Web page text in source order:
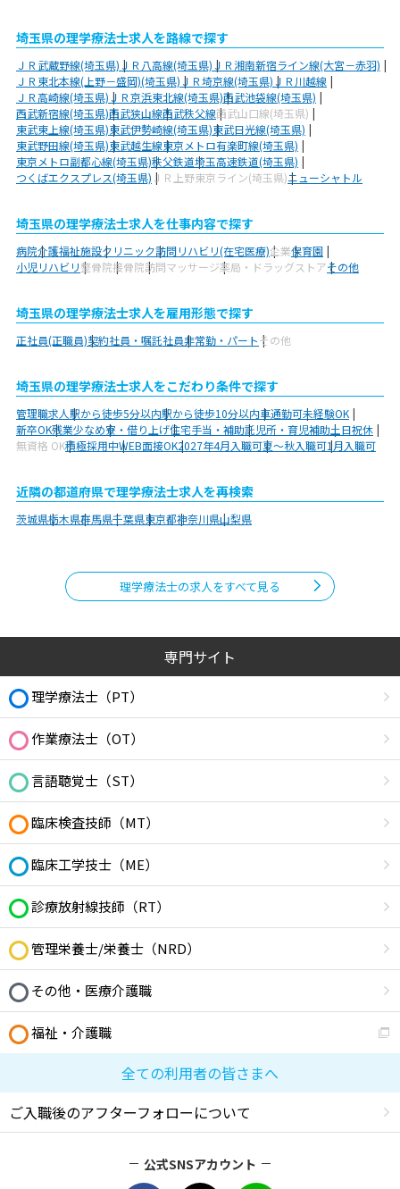
埼玉県の理学療法士求人を路線で探す
ＪＲ武蔵野線(埼玉県)ＪＲ八高線(埼玉県)ＪＲ湘南新宿ライン線(大宮－赤羽)
ＪＲ東北本線(上野－盛岡)(埼玉県)ＪＲ埼京線(埼玉県)ＪＲ川越線
ＪＲ高崎線(埼玉県)ＪＲ京浜東北線(埼玉県)西武池袋線(埼玉県)
西武新宿線(埼玉県)西武狭山線西武秩父線西武山口線(埼玉県)
東武東上線(埼玉県)東武伊勢崎線(埼玉県)東武日光線(埼玉県)
東武野田線(埼玉県)東武越生線東京メトロ有楽町線(埼玉県)
東京メトロ副都心線(埼玉県)秩父鉄道埼玉高速鉄道(埼玉県)
つくばエクスプレス(埼玉県) ＪＲ上野東京ライン(埼玉県)ニューシャトル
埼玉県の理学療法士求人を仕事内容で探す
病院介護福祉施設クリニック訪問リハビリ(在宅医療)企業保育園
小児リハビリ整骨院接骨院訪問マッサージ薬局・ドラッグストアその他
埼玉県の理学療法士求人を雇用形態で探す
正社員(正職員)契約社員・嘱託社員非常勤・パートその他
埼玉県の理学療法士求人をこだわり条件で探す
管理職求人駅から徒歩5分以内駅から徒歩10分以内車通勤可未経験OK
新卒OK残業少なめ寮・借り上げ住宅手当・補助託児所・育児補助土日祝休
無資格 OK積極採用中WEB面接OK2027年4月入職可夏～秋入職可1月入職可
近隣の都道府県で理学療法士求人を再検索
茨城県栃木県群馬県千葉県東京都神奈川県山梨県
理学療法士の求人をすべて見る
専門サイト
理学療法士（PT）
作業療法士（OT）
言語聴覚士（ST）
臨床検査技師（MT）
臨床工学技士（ME）
診療放射線技師（RT）
管理栄養士/栄養士（NRD）
その他・医療介護職
福祉・介護職
全ての利用者の皆さまへ
ご入職後のアフターフォローについて
公式SNSアカウント